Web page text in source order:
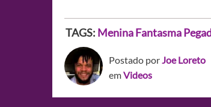
TAGS: Menina Fantasma
Postado porJoe Loreto
emVideos